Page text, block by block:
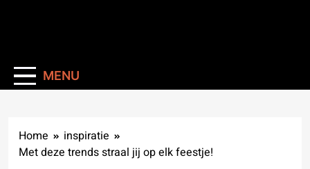
MENU
Home
inspiratie
Met deze trends straal jij op elk feestje!